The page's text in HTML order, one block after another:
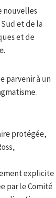
nouvelles
et de la
et de
parvenir à un
protégée,
explicite
par le Comité